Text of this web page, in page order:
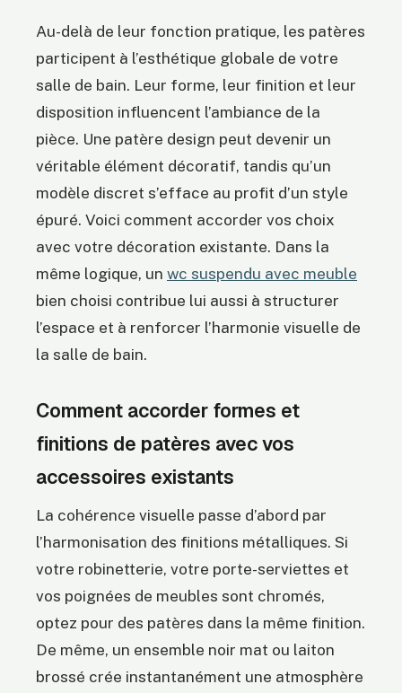
Au-delà de leur fonction pratique, les patères
participent à l’esthétique globale de votre
salle de bain. Leur forme, leur finition et leur
disposition influencent l’ambiance de la
pièce. Une patère design peut devenir un
véritable élément décoratif, tandis qu’un
modèle discret s’efface au profit d’un style
épuré. Voici comment accorder vos choix
avec votre décoration existante. Dans la
même logique, un wc suspendu avec meuble
bien choisi contribue lui aussi à structurer
l’espace et à renforcer l’harmonie visuelle de
la salle de bain.
Comment accorder formes et
finitions de patères avec vos
accessoires existants
La cohérence visuelle passe d’abord par
l’harmonisation des finitions métalliques. Si
votre robinetterie, votre porte-serviettes et
vos poignées de meubles sont chromés,
optez pour des patères dans la même finition.
De même, un ensemble noir mat ou laiton
brossé crée instantanément une atmosphère